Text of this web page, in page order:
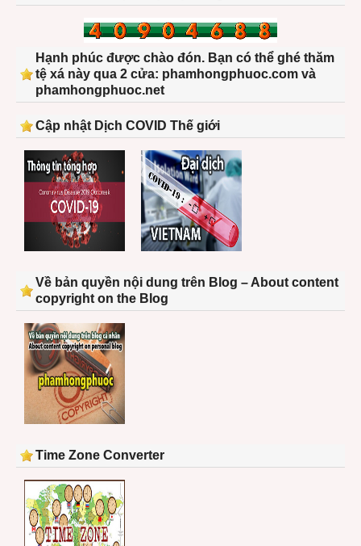
Hạnh phúc được chào đón. Bạn có thể ghé thăm
tệ xá này qua 2 cửa: phamhongphuoc.com và
phamhongphuoc.net
Cập nhật Dịch COVID Thế giới
Về bản quyền nội dung trên Blog – About content
copyright on the Blog
Time Zone Converter